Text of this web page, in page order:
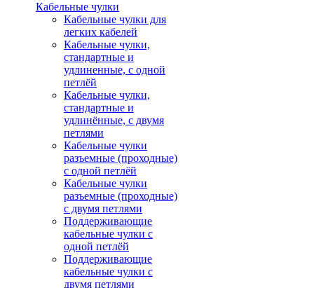
Кабельные чулки
Кабельные чулки для
легких кабелей
Кабельные чулки,
стандартные и
удлиненные, с одной
петлёй
Кабельные чулки,
стандартные и
удлинённые, с двумя
петлями
Кабельные чулки
разъемные (проходные)
с одной петлёй
Кабельные чулки
разъемные (проходные)
с двумя петлями
Поддерживающие
кабельные чулки с
одной петлёй
Поддерживающие
кабельные чулки с
двумя петлями